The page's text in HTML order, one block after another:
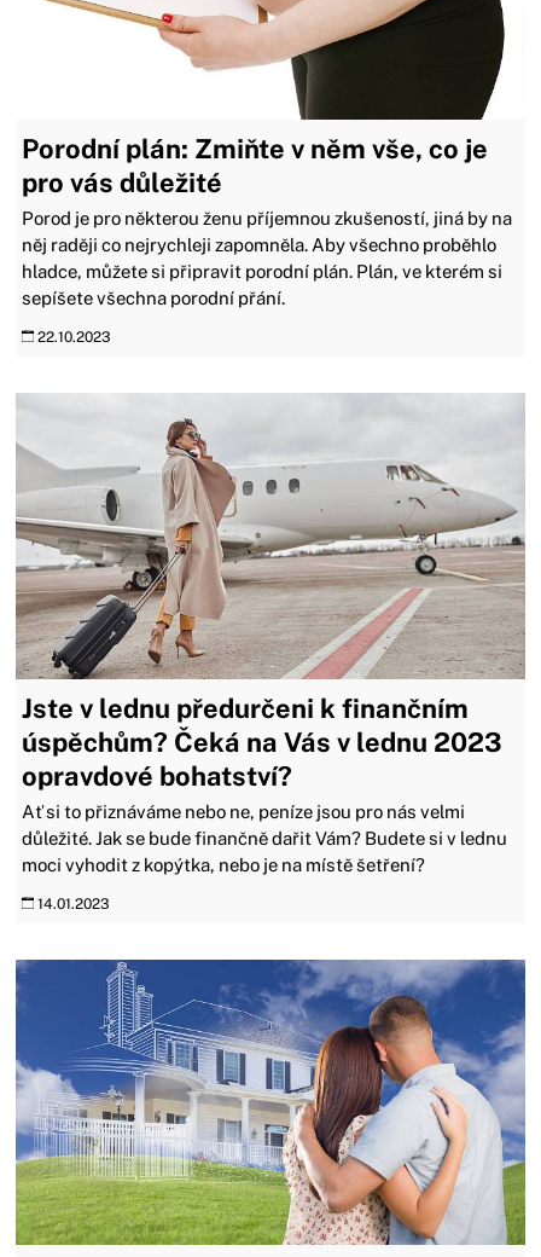
Porodní plán: Zmiňte v něm vše, co je
pro vás důležité
Porod je pro některou ženu příjemnou zkušeností, jiná by na
něj raději co nejrychleji zapomněla. Aby všechno proběhlo
hladce, můžete si připravit porodní plán. Plán, ve kterém si
sepíšete všechna porodní přání.
22.10.2023
Jste v lednu předurčeni k finančním
úspěchům? Čeká na Vás v lednu 2023
opravdové bohatství?
Ať si to přiznáváme nebo ne, peníze jsou pro nás velmi
důležité. Jak se bude finančně dařit Vám? Budete si v lednu
moci vyhodit z kopýtka, nebo je na místě šetření?
14.01.2023